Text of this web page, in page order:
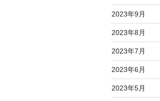
2023年9月
2023年8月
2023年7月
2023年6月
2023年5月